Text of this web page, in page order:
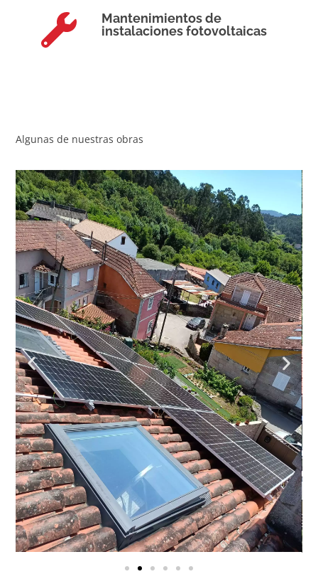
Mantenimientos de
instalaciones fotovoltaicas
Algunas de nuestras obras